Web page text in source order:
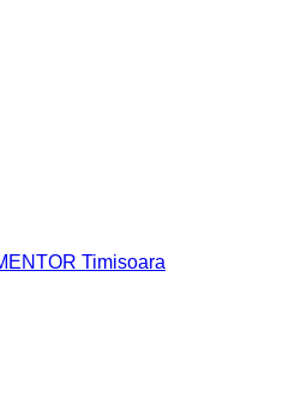
Timisoara